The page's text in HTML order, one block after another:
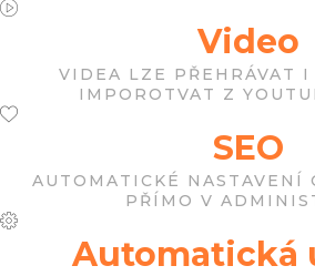
Video
VIDEA LZE PŘEHRÁVAT
IMPOROTVAT Z
SEO
AUTOMATICKÉ NASTAVENÍ
PŘÍMO V
Automatická